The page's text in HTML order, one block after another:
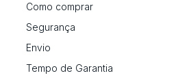
Como comprar
Segurança
Envio
Tempo de Garantia